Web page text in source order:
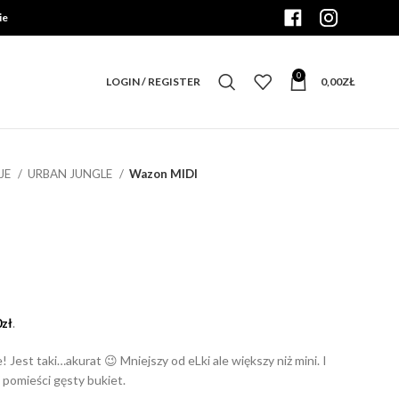
LOGIN / REGISTER 0 0,00ZŁ
URBAN JUNGLE Wazon MIDI
zł.
Jest taki…akurat 😉 Mniejszy od eLki ale większy niż mini. I
gęsty bukiet.